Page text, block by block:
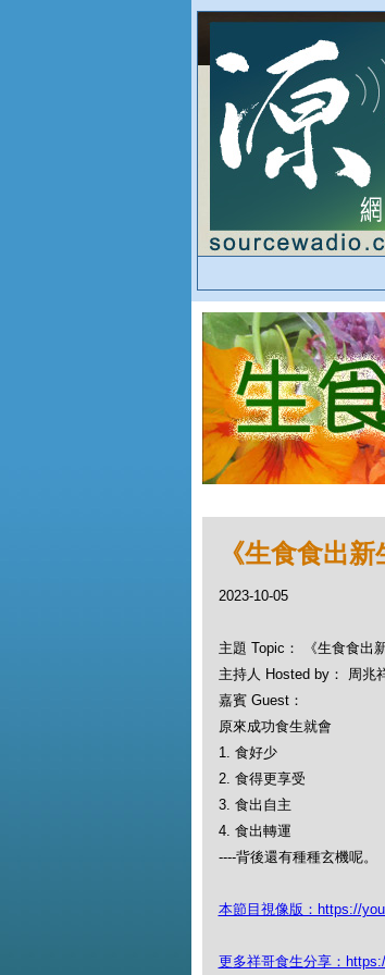
《生食食出
2023-10-05
主題 Topic： 《生食食出
主持人 Hosted by： 周兆
嘉賓 Guest：
原來成功食生就會
1. 食好少
2. 食得更享受
3. 食出自主
4. 食出轉運
----背後還有種種玄機呢。
本節目視像版：https://
更多祥哥食生分享：